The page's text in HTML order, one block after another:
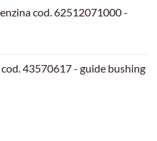
cod. 62512071000 -
43570617 - guide bushing